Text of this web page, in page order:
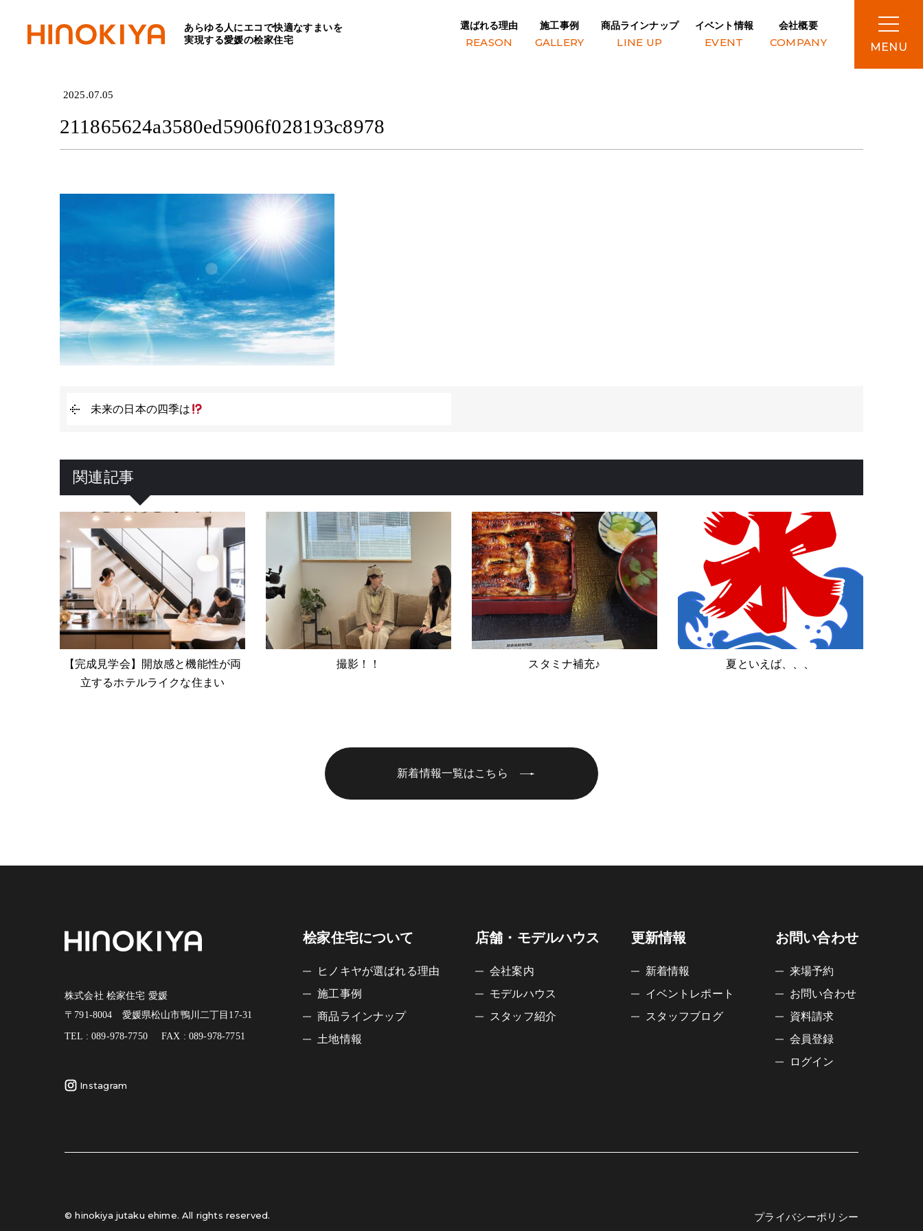
あらゆる人にエコで快適なすまいを
実現する愛媛の桧家住宅
選ばれる理由
REASON
施工事例
GALLERY
商品ラインナップ
LINE UP
イベント情報
EVENT
会社概要
COMPANY
HOME>211865624a3580ed5906f028193c8978
2025.07.05
211865624a3580ed5906f028193c8978
未来の日本の四季は
関連記事
【完成見学会】開放感と機能性が両
立するホテルライクな住まい
撮影！！ スタミナ補充♪ 夏といえば、、、
新着情報一覧はこちら
桧家住宅について
ヒノキヤが選ばれる理由
施工事例
商品ラインナップ
土地情報
店舗・モデルハウス
会社案内
モデルハウス
スタッフ紹介
更新情報
新着情報
イベントレポート
スタッフブログ
お問い合わせ
来場予約
お問い合わせ
資料請求
会員登録
ログイン
株式会社 桧家住宅 愛媛
〒791-8004 愛媛県松山市鴨川二丁目17-31
TEL : 089-978-7750 FAX : 089-978-7751
Instagram
プライバシーポリシー
© hinokiya jutaku ehime. All rights reserved.